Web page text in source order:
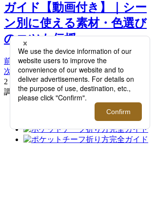
ガイド【動画付き】｜シー
ン別に使える素材・色選び
のコツも伝授 >>
前へ
次へ
2．スリーピークス / 4. ポケットに入れて
調節する